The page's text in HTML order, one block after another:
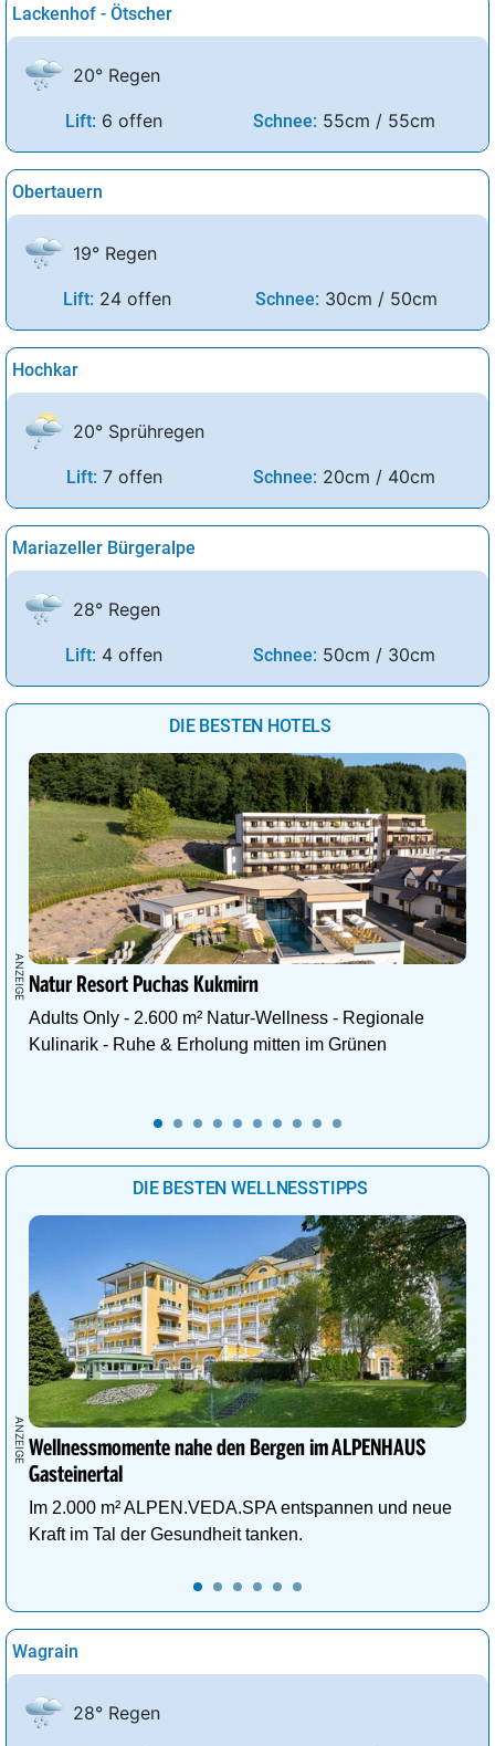
Lackenhof - Ötscher
20° Regen
Lift: 6 offen Schnee: 55cm / 55cm
Obertauern
19° Regen
Lift: 24 offen Schnee: 30cm / 50cm
Hochkar
20° Sprühregen
Lift: 7 offen Schnee: 20cm / 40cm
Mariazeller Bürgeralpe
28° Regen
Lift: 4 offen Schnee: 50cm / 30cm
DIE BESTEN HOTELS
Natur Resort Puchas Kukmirn
Adults Only - 2.600 m² Natur-Wellness - Regionale
Kulinarik - Ruhe & Erholung mitten im Grünen
DIE BESTEN WELLNESSTIPPS
Wellnessmomente nahe den Bergen im ALPENHAUS
Gasteinertal
Im 2.000 m² ALPEN.VEDA.SPA entspannen und neue
Kraft im Tal der Gesundheit tanken.
Wagrain
28° Regen